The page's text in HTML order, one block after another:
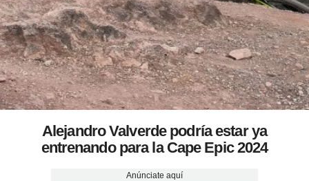
Alejandro Valverde podría estar ya
entrenando para la Cape Epic 2024
Anúnciate aquí